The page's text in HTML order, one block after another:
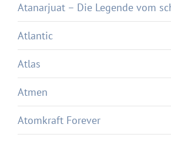
Atanarjuat – Die Legende vom
Atlantic
Atlas
Atmen
Atomkraft Forever